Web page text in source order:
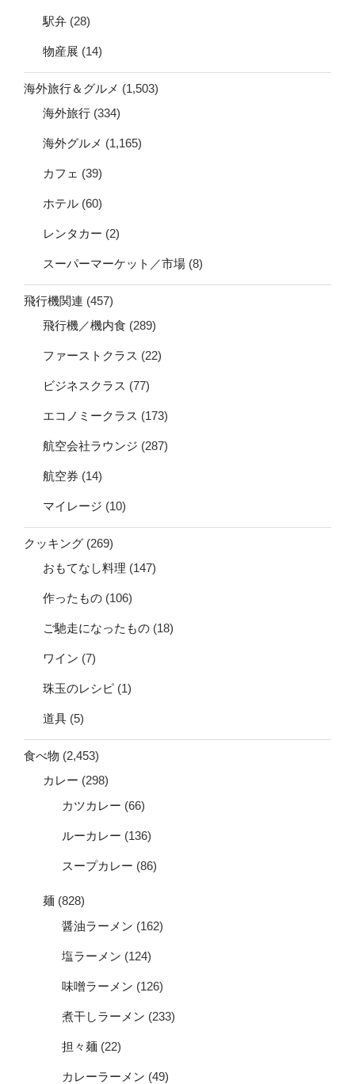
駅弁 (28)
物産展 (14)
海外旅行＆グルメ (1,503)
海外旅行 (334)
海外グルメ (1,165)
カフェ (39)
ホテル (60)
レンタカー (2)
スーパーマーケット／市場 (8)
飛行機関連 (457)
飛行機／機内食 (289)
ファーストクラス (22)
ビジネスクラス (77)
エコノミークラス (173)
航空会社ラウンジ (287)
航空券 (14)
マイレージ (10)
クッキング (269)
おもてなし料理 (147)
作ったもの (106)
ご馳走になったもの (18)
ワイン (7)
珠玉のレシピ (1)
道具 (5)
食べ物 (2,453)
カレー (298)
カツカレー (66)
ルーカレー (136)
スープカレー (86)
麺 (828)
醤油ラーメン (162)
塩ラーメン (124)
味噌ラーメン (126)
煮干しラーメン (233)
担々麺 (22)
カレーラーメン (49)